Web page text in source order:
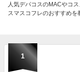
人気デパコスのMACやコ
スマスコフレのおすすめを
1